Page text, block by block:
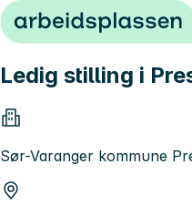
Hopp til innhold
Ledig stilling i
Sør-Varanger kommune